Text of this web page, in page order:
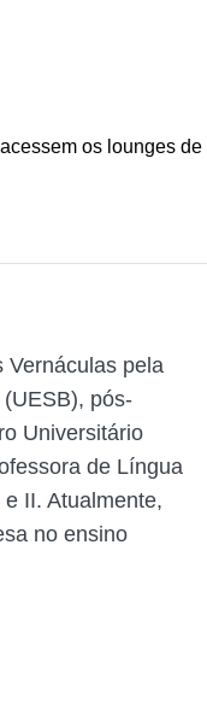
os lounges de
Vernáculas pela
pós-
Universitário
de Língua
II. Atualmente,
no ensino